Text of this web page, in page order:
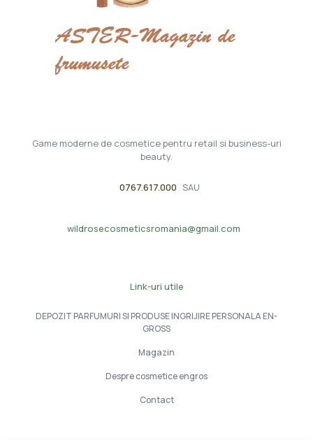
Game moderne de cosmetice pentru retail si business-uri
beauty.
0767.617.000 SAU
wildrosecosmeticsromania@gmail.com
Link-uri utile
DEPOZIT PARFUMURI SI PRODUSE INGRIJIRE PERSONALA EN-
GROSS
Magazin
Despre cosmetice engros
Contact